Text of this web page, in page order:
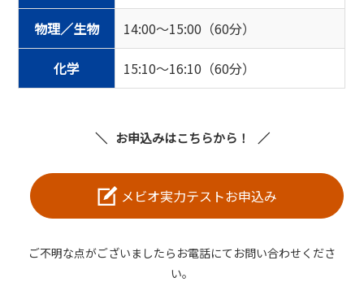
物理／生物 14:00～15:00（60分）
化学 15:10～16:10（60分）
お申込みはこちらから！
メビオ実力テストお申込み
ご不明な点がございましたらお電話にてお問い合わせくださ
い。